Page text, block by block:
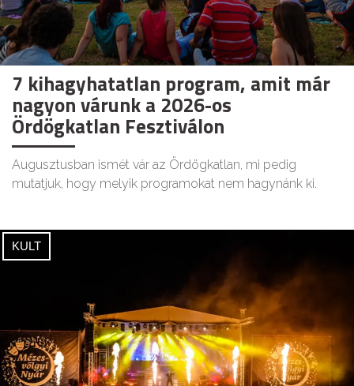
7 kihagyhatatlan program, amit már
nagyon várunk a 2026-os
Ördögkatlan Fesztiválon
Augusztusban ismét vár az Ördögkatlan, mi pedig
mutatjuk, hogy melyik programokat nem hagynánk ki.
KULT